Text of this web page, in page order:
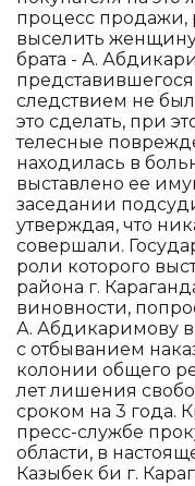
процесс продажи,
выселить
брата - А.
следствием не
это сделать, при
телесные
находилась в
выставлено ее
заседании
утверждая, что
совершали.
роли которого
района г.
виновности,
А. Абдикаримову
с отбыванием
колонии общего
лет лишения
сроком на 3 года.
пресс-службе
области, в
Казыбек би г.